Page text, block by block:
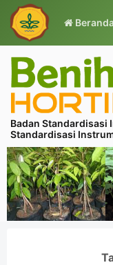
Beranda
Badan Standardisasi
Standardisasi